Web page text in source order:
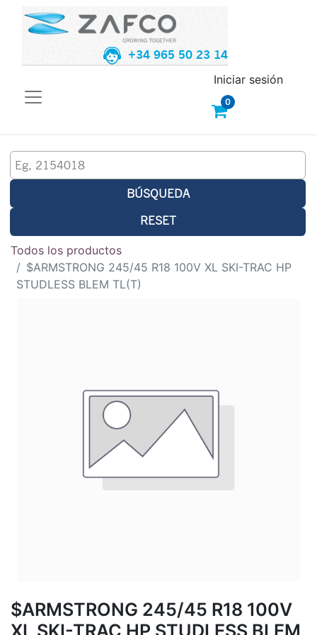
+34 965 50 23 14
0
Iniciar sesión
BÚSQUEDA
RESET
Todos los productos
$ARMSTRONG 245/45 R18 100V XL SKI-TRAC HP
STUDLESS BLEM TL(T)
$ARMSTRONG 245/45 R18 100V
XL SKI-TRAC HP STUDLESS BLEM